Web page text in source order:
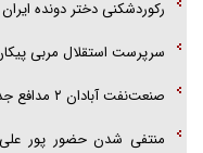
رکوردشکنی دختر دونده
سرپرست استقلال مربی
صنعت‌نفت آبادان ۲ مدافع جدید جذب کرد
منتفی شدن حضور پور